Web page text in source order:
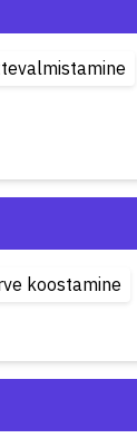
koostamine